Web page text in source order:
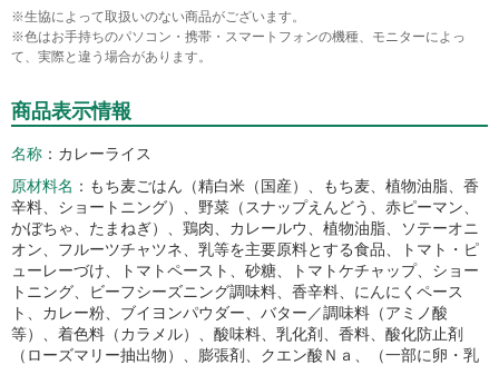
※生協によって取扱いのない商品がございます。
※色はお手持ちのパソコン・携帯・スマートフォンの機種、モニターによっ
て、実際と違う場合があります。
商品表示情報
名称
カレーライス
原材料名
もち麦ごはん（精白米（国産）、もち麦、植物油脂、香
辛料、ショートニング）、野菜（スナップえんどう、赤ピーマン、
かぼちゃ、たまねぎ）、鶏肉、カレールウ、植物油脂、ソテーオニ
オン、フルーツチャツネ、乳等を主要原料とする食品、トマト・ピ
ューレーづけ、トマトペースト、砂糖、トマトケチャップ、ショー
トニング、ビーフシーズニング調味料、香辛料、にんにくペース
ト、カレー粉、ブイヨンパウダー、バター／調味料（アミノ酸
等）、着色料（カラメル）、酸味料、乳化剤、香料、酸化防止剤
（ローズマリー抽出物）、膨張剤、クエン酸Ｎａ、（一部に卵・乳